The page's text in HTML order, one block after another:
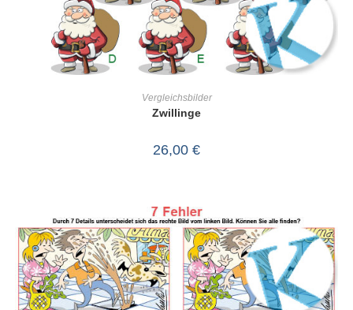
Vergleichsbilder
Zwillinge
26,00 €